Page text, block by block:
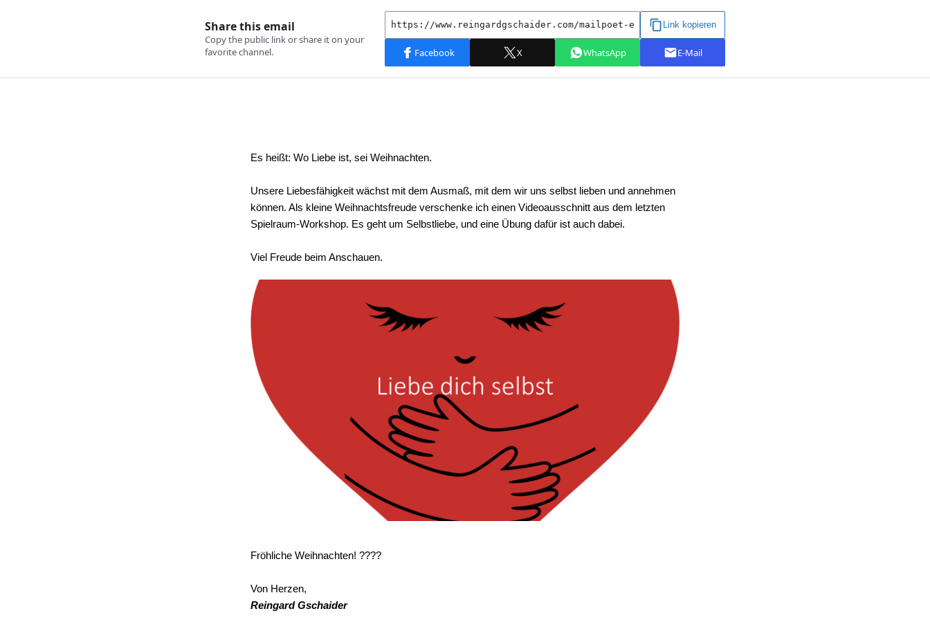
Es heißt: Wo Liebe ist, sei Weihnachten.
Unsere Liebesfähigkeit wächst mit dem Ausmaß, mit dem wir uns selbst lieben und annehmen
können. Als kleine Weihnachtsfreude verschenke ich einen Videoausschnitt aus dem letzten
Spielraum-Workshop. Es geht um Selbstliebe, und eine Übung dafür ist auch dabei.
Viel Freude beim Anschauen.
Fröhliche Weihnachten! ????
Von Herzen,
Reingard Gschaider